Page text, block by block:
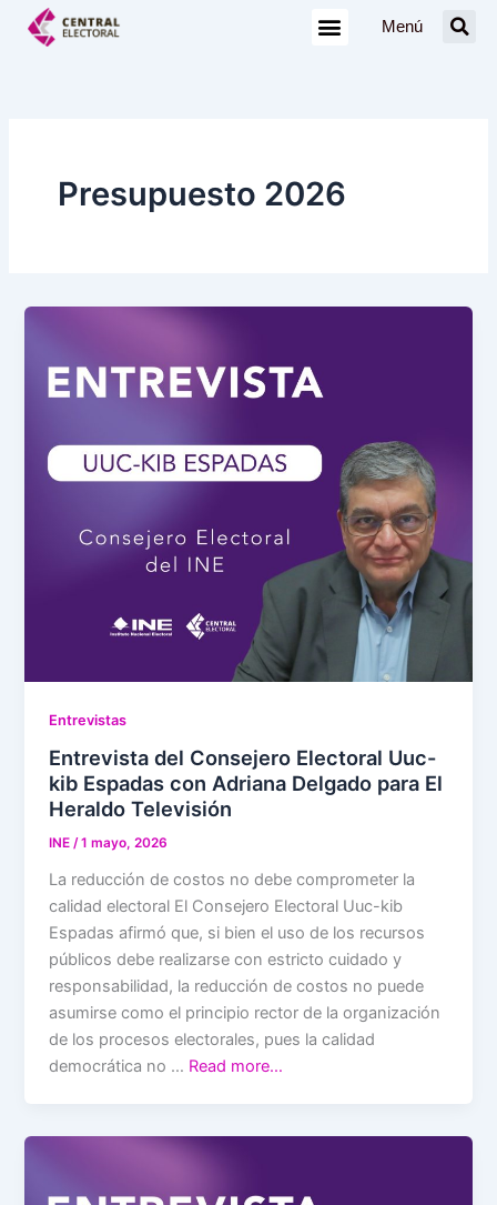
Menú
Presupuesto 2026
Entrevistas
Entrevista del Consejero Electoral Uuc-
kib Espadas con Adriana Delgado para El
Heraldo Televisión
INE/1 mayo, 2026
La reducción de costos no debe comprometer la
calidad electoral El Consejero Electoral Uuc-kib
Espadas afirmó que, si bien el uso de los recursos
públicos debe realizarse con estricto cuidado y
responsabilidad, la reducción de costos no puede
asumirse como el principio rector de la organización
de los procesos electorales, pues la calidad
democrática no … Read more…